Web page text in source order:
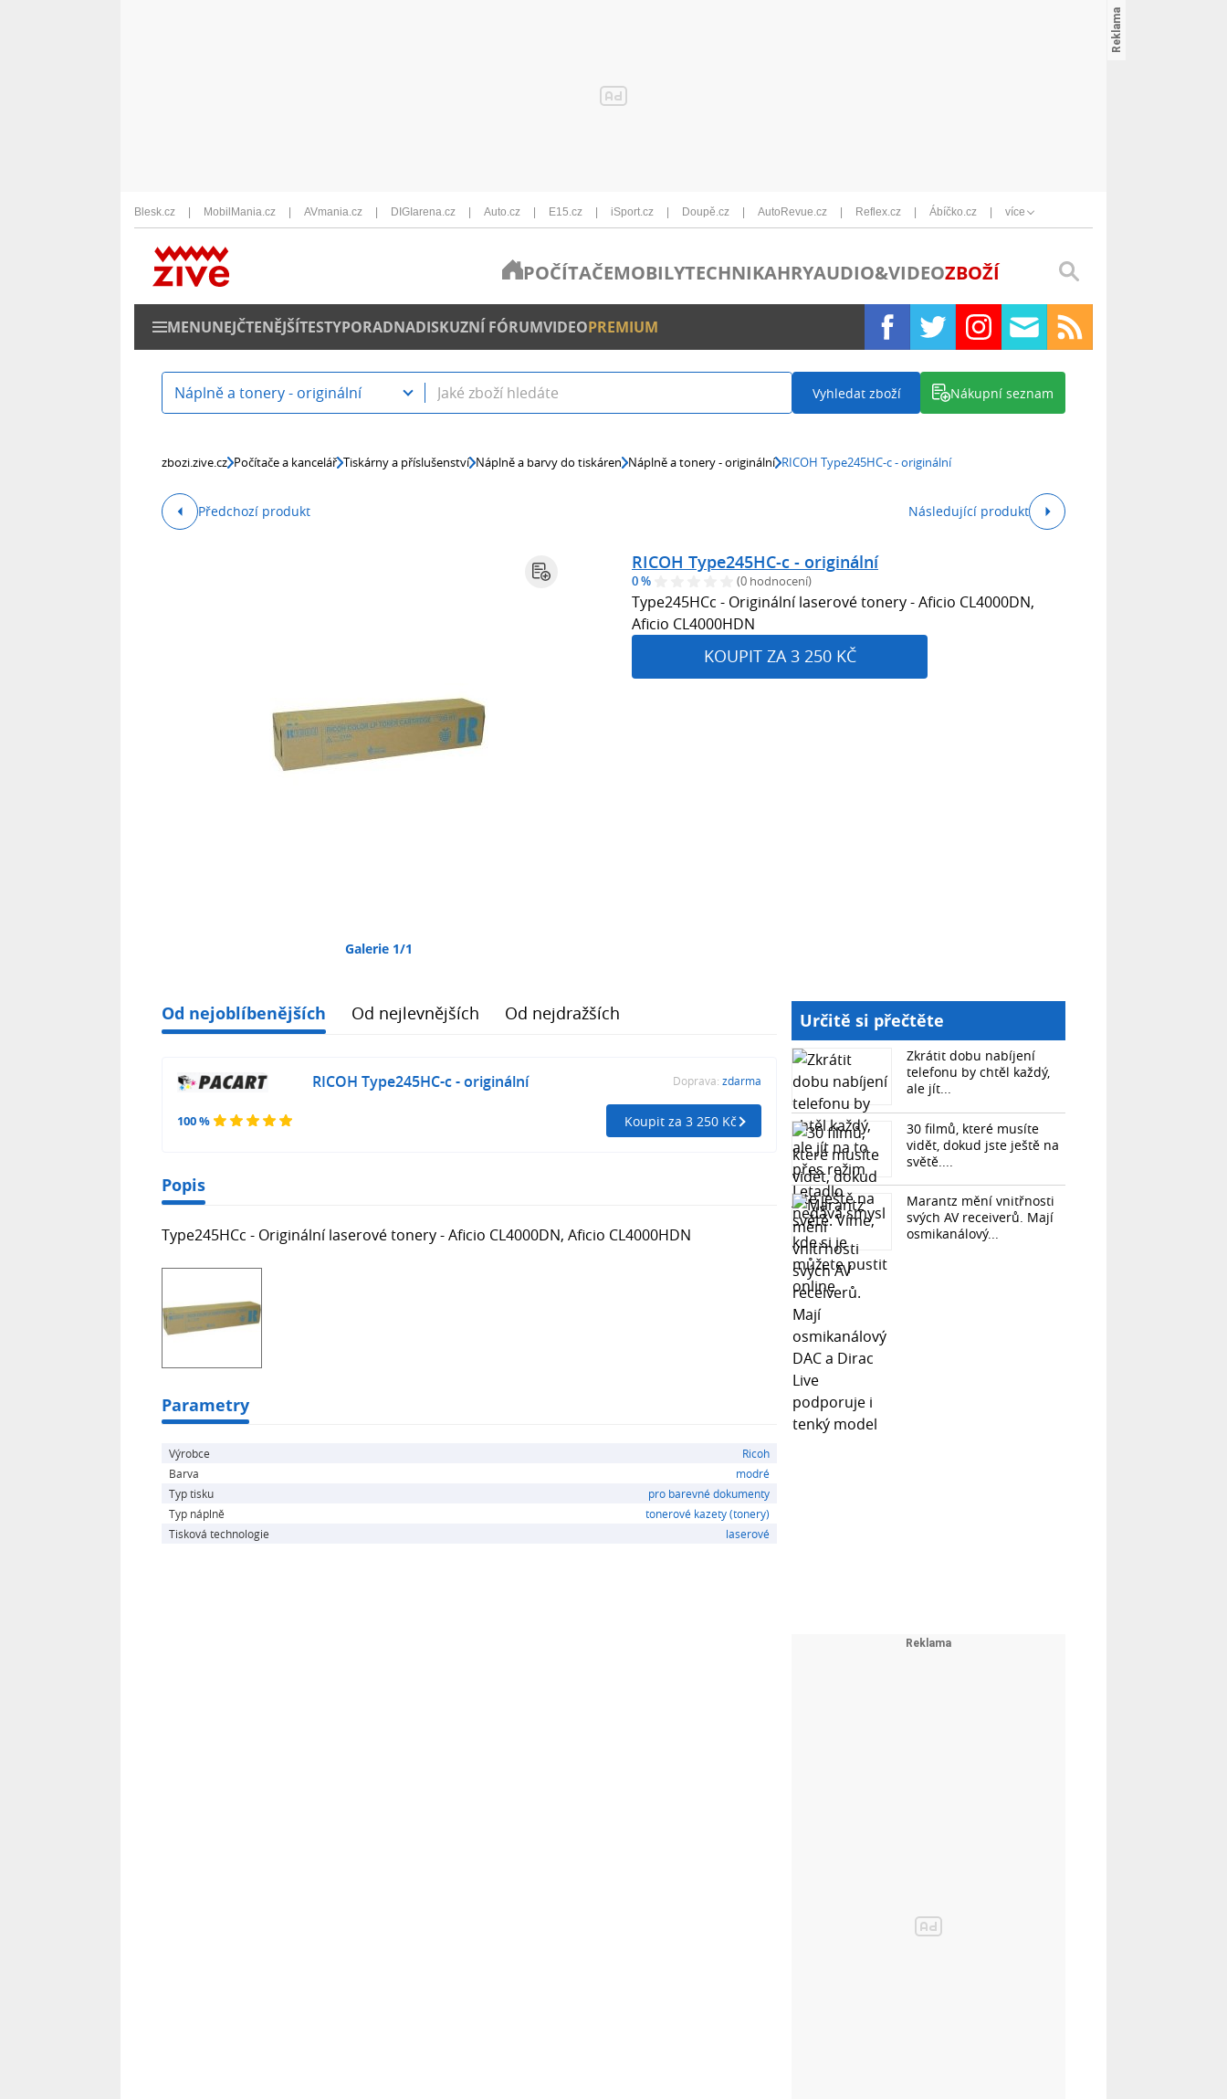
Blesk.cz MobilMania.cz AVmania.cz DIGIarena.cz Auto.cz E15.cz iSport.cz Doupě.cz AutoRevue.cz Reflex.cz Ábíčko.cz více
POČÍTAČEMOBILYTECHNIKAHRYAUDIO&VIDEOZBOŽÍ
MENUNEJČTENĚJŠÍTESTYPORADNADISKUZNÍ FÓRUMVIDEOPREMIUM
Náplně a tonery - originální Vyhledat zboží Nákupní seznam
zbozi.zive.cz Počítače a kancelář Tiskárny a příslušenství Náplně a barvy do tiskáren Náplně a tonery - originální RICOH Type245HC-c - originální
Předchozí produkt Následující produkt
Galerie 1/1
RICOH Type245HC-c - originální
0 % (0 hodnocení)
Type245HCc - Originální laserové tonery - Aficio CL4000DN,
Aficio CL4000HDN
KOUPIT ZA 3 250 KČ
Od nejoblíbenějších Od nejlevnějších Od nejdražších
100 %
RICOH Type245HC-c - originální Doprava: zdarma
Koupit za 3 250 Kč
Popis
Type245HCc - Originální laserové tonery - Aficio CL4000DN, Aficio CL4000HDN
Parametry
Výrobce
Ricoh
Barva
modré
Typ tisku
pro barevné dokumenty
Typ náplně
tonerové kazety (tonery)
Tisková technologie
laserové
Určitě si přečtěte
Zkrátit dobu nabíjení
telefonu by chtěl každý,
ale jít...
30 filmů, které musíte
vidět, dokud jste ještě na
světě....
Marantz mění vnitřnosti
svých AV receiverů. Mají
osmikanálový...